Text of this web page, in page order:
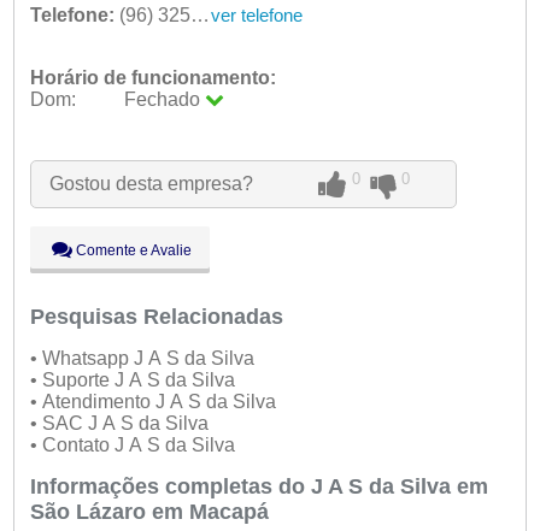
Telefone: (96) 32513206 ver telefone
Horário de funcionamento:
Dom:
Fechado
Ter:
09:00 - 18:00
Qua:
09:00 - 18:00
Sex:
09:00 - 18:00
Sáb:
Fechado
Dom:
Fechado
Gostou desta empresa? 0 0
Comente e Avalie
Pesquisas Relacionadas
• Whatsapp J A S da Silva
• Suporte J A S da Silva
• Atendimento J A S da Silva
• SAC J A S da Silva
• Contato J A S da Silva
Informações completas do J A S da Silva em
São Lázaro em Macapá